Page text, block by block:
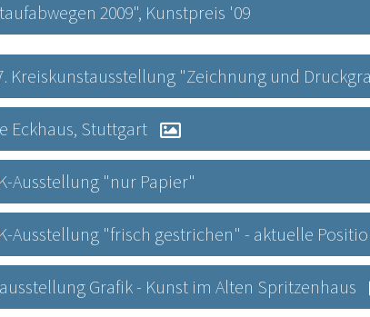
2009", Kunstpreis '09
Kreiskunstausstellung "Zeichnung und
Eckhaus, Stuttgart
Ausstellung "nur Papier"
Ausstellung "frisch gestrichen" - aktuelle
Grafik - Kunst im Alten Spritzenhaus